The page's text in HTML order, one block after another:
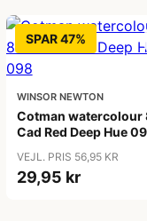
SPAR 47%
WINSOR NEWTON
Cotman watercolour
Cad Red Deep Hue
VEJL. PRIS 56,95 KR
29,95 kr